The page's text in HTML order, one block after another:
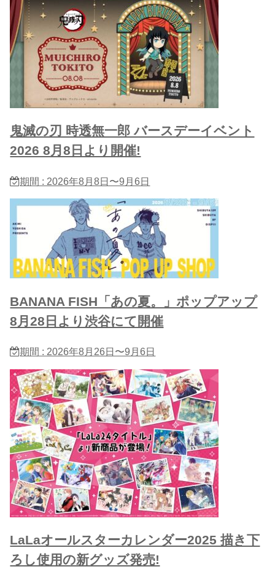
鬼滅の刃 時透無一郎 バースデーイベント
2026 8月8日より開催!
期間 : 2026年8月8日〜9月6日
BANANA FISH「あの夏。」ポップアップ
8月28日より渋谷にて開催
期間 : 2026年8月26日〜9月6日
LaLaオールスターカレンダー2025 描き下
ろし使用の新グッズ発売!